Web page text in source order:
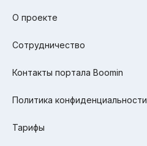
О проекте
Сотрудничество
Контакты портала Boomin
Политика конфиденциальности
Тарифы